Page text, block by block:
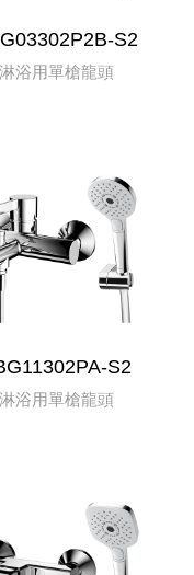
S2
淋浴用單槍龍頭
S2
淋浴用單槍龍頭